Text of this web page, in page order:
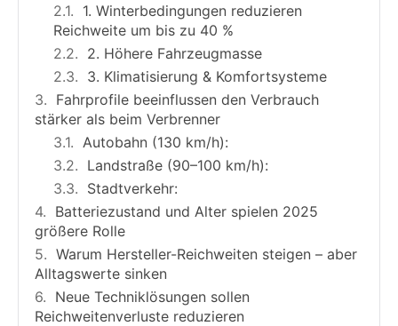
1. Winterbedingungen reduzieren
Reichweite um bis zu 40 %
2. Höhere Fahrzeugmasse
3. Klimatisierung & Komfortsysteme
Fahrprofile beeinflussen den Verbrauch
stärker als beim Verbrenner
Autobahn (130 km/h):
Landstraße (90–100 km/h):
Stadtverkehr:
Batteriezustand und Alter spielen 2025
größere Rolle
Warum Hersteller-Reichweiten steigen – aber
Alltagswerte sinken
Neue Techniklösungen sollen
Reichweitenverluste reduzieren